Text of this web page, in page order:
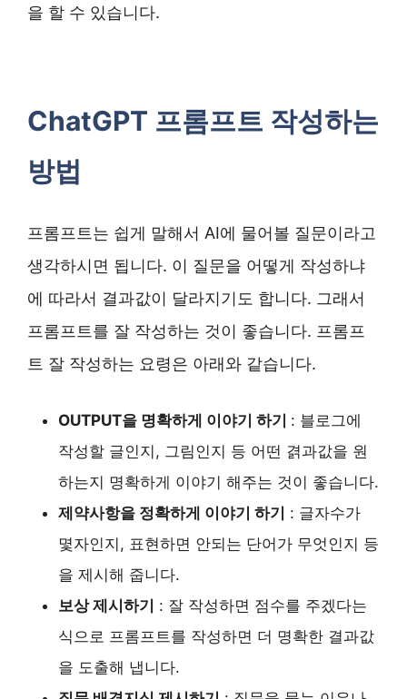
을 할 수 있습니다.
ChatGPT 프롬프트 작성하는
방법
프롬프트는 쉽게 말해서 AI에 물어볼 질문이라고
생각하시면 됩니다. 이 질문을 어떻게 작성하냐
에 따라서 결과값이 달라지기도 합니다. 그래서
프롬프트를 잘 작성하는 것이 좋습니다. 프롬프
트 잘 작성하는 요령은 아래와 같습니다.
OUTPUT을 명확하게 이야기 하기 : 블로그에
작성할 글인지, 그림인지 등 어떤 겱과값을 원
하는지 명확하게 이야기 해주는 것이 좋습니다.
제약사항을 정확하게 이야기 하기 : 글자수가
몇자인지, 표현하면 안되는 단어가 무엇인지 등
을 제시해 줍니다.
보상 제시하기 : 잘 작성하면 점수를 주겠다는
식으로 프롬프트를 작성하면 더 명확한 결과값
을 도출해 냅니다.